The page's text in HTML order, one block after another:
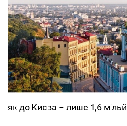
як до Києва – лише 1,6